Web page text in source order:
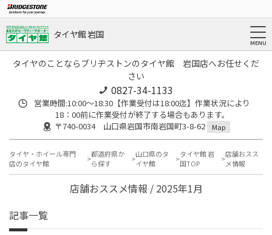
タイヤ館 岩国
タイヤのことならブリヂストンのタイヤ館 岩国店へお任せくだ
さい
0827-34-1133
営業時間:10:00〜18:30【作業受付は18:00迄】作業状況により
18：00前に作業受付が終了する場合もあります。
〒740-0034 山口県岩国市南岩国町3-8-62
Map
タイヤ・ホイール専門
店のタイヤ館
都道府県か
ら探す
山口県のタ
イヤ館
タイヤ館 岩
国TOP
店舗おスス
メ情報
店舗おススメ情報 / 2025年1月
記事一覧